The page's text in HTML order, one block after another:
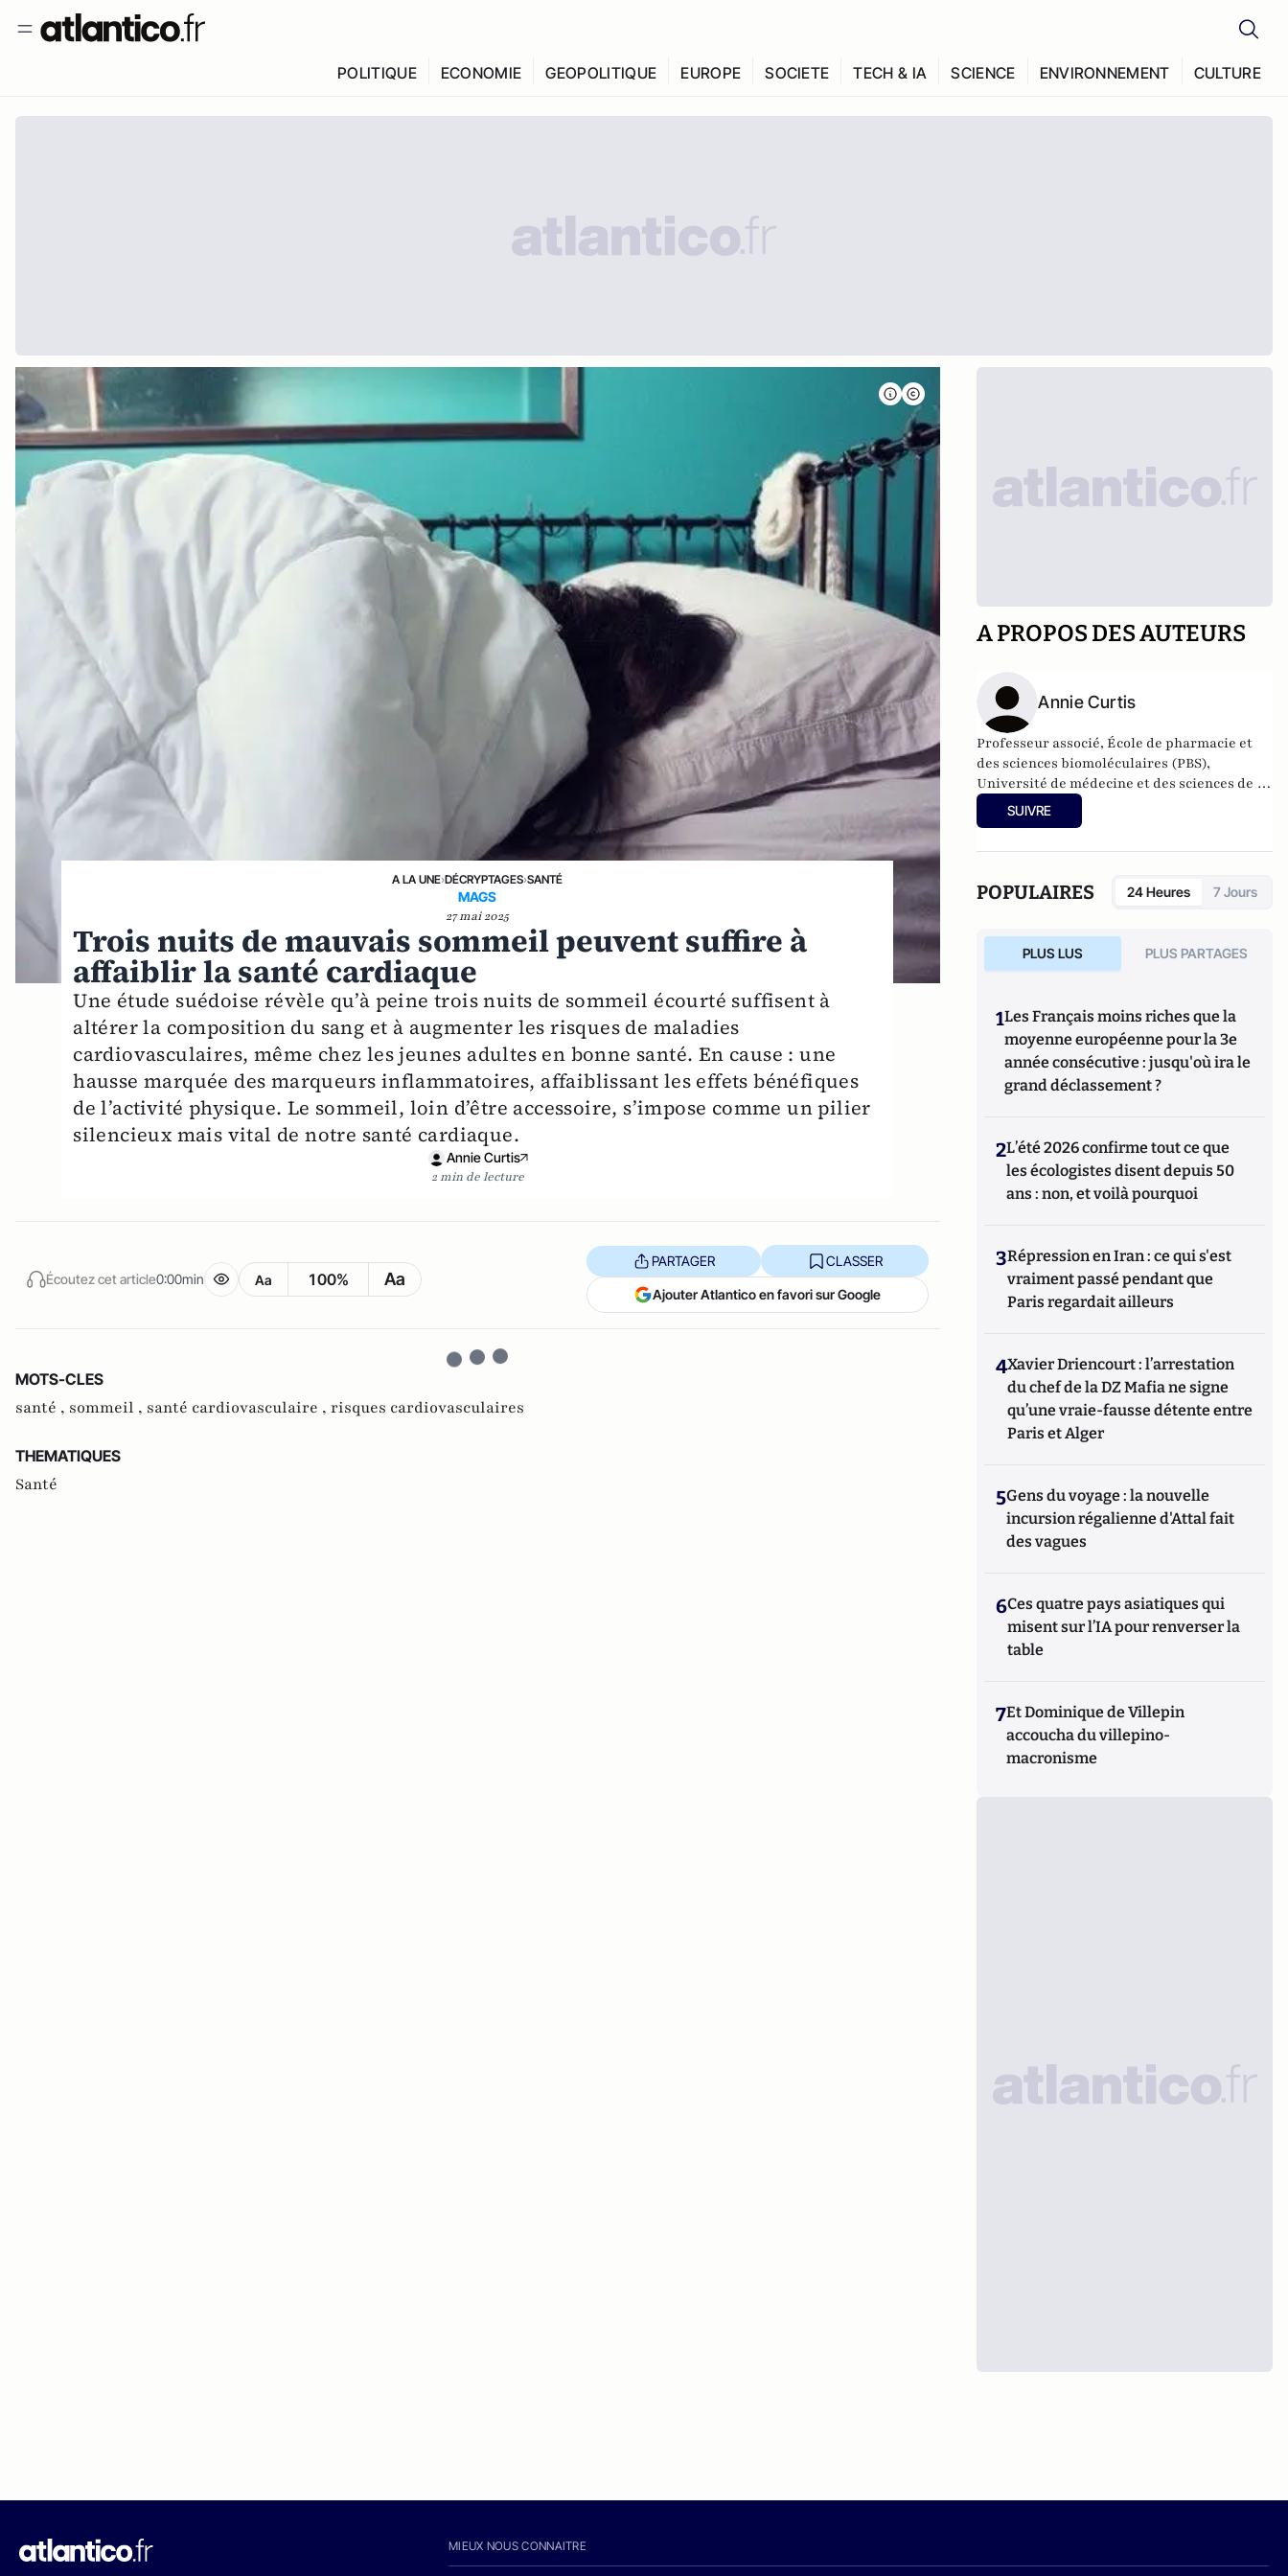
POLITIQUE ECONOMIE GEOPOLITIQUE EUROPE SOCIETE TECH & IA SCIENCE ENVIRONNEMENT CULTURE
A LA UNE›DÉCRYPTAGES›SANTÉ
MAGS
27 mai 2025
Trois nuits de mauvais sommeil peuvent suffire à
affaiblir la santé cardiaque
Une étude suédoise révèle qu’à peine trois nuits de sommeil écourté suffisent à
altérer la composition du sang et à augmenter les risques de maladies
cardiovasculaires, même chez les jeunes adultes en bonne santé. En cause : une
hausse marquée des marqueurs inflammatoires, affaiblissant les effets bénéfiques
de l’activité physique. Le sommeil, loin d’être accessoire, s’impose comme un pilier
silencieux mais vital de notre santé cardiaque.
Annie Curtis
2 min de lecture
Écoutez cet article0:00min Aa 100% Aa
PARTAGER CLASSER
Ajouter Atlantico en favori sur Google
MOTS-CLES
santé , sommeil , santé cardiovasculaire , risques cardiovasculaires
THEMATIQUES
Santé
A PROPOS DES AUTEURS
Annie Curtis
Professeur associé, École de pharmacie et
des sciences biomoléculaires (PBS),
Université de médecine et des sciences de la
santé RCSI.
SUIVRE
POPULAIRES 24 Heures 7 Jours
PLUS LUS PLUS PARTAGES
1Les Français moins riches que la
moyenne européenne pour la 3e
année consécutive : jusqu'où ira le
grand déclassement ?
2L’été 2026 confirme tout ce que
les écologistes disent depuis 50
ans : non, et voilà pourquoi
3Répression en Iran : ce qui s'est
vraiment passé pendant que
Paris regardait ailleurs
4Xavier Driencourt : l’arrestation
du chef de la DZ Mafia ne signe
qu’une vraie-fausse détente entre
Paris et Alger
5Gens du voyage : la nouvelle
incursion régalienne d'Attal fait
des vagues
6Ces quatre pays asiatiques qui
misent sur l’IA pour renverser la
table
7Et Dominique de Villepin
accoucha du villepino-
macronisme
MIEUX NOUS CONNAITRE